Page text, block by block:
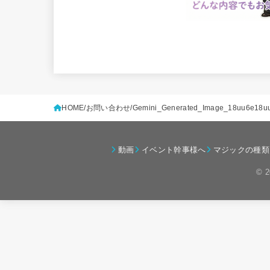
HOME お問い合わせ
動画 イベント幹事様へ マジックの種類
©